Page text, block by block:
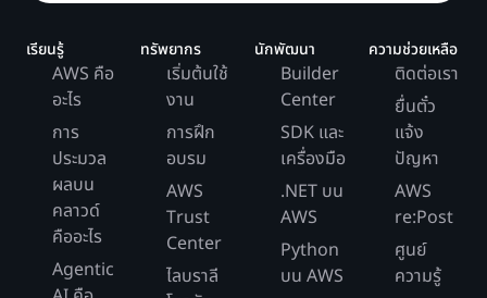
เรียนรู้
AWS คือ
อะไร
การ
ประมวล
ผลบน
คลาวด์
คืออะไร
Agentic
ทรัพยากร
เริ่มต้นใช้
งาน
การฝึก
อบรม
AWS
Trust
Center
ไลบราลี
นักพัฒนา
Builder
Center
SDK และ
เครื่องมือ
.NET บน
AWS
Python
บน AWS
ความช่วยเหลือ
ติดต่อเรา
ยื่นตั๋ว
แจ้ง
ปัญหา
AWS
re:Post
ศูนย์
ความรู้